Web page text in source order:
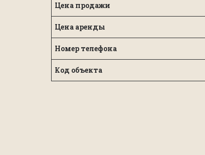
Цена продажи
Цена аренды
Номер телефона
Код объекта